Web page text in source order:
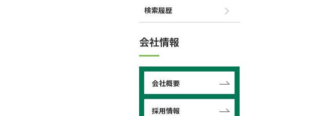
検索履歴
会社情報
会社概要
採用情報